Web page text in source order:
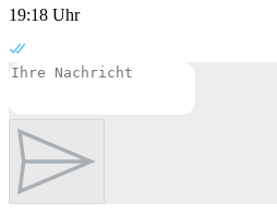
19:18 Uhr